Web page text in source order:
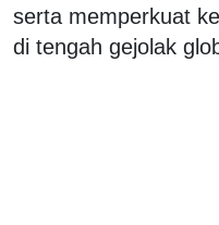
serta memperkuat
di tengah gejolak